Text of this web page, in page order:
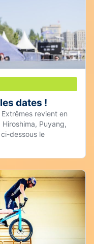
dates !
revient en
Puyang,
dessous le